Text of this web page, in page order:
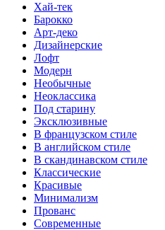
Хай-тек
Барокко
Арт-деко
Дизайнерские
Лофт
Модерн
Необычные
Неоклассика
Под старину
Эксклюзивные
В французском стиле
В английском стиле
В скандинавском стиле
Классические
Красивые
Минимализм
Прованс
Современные